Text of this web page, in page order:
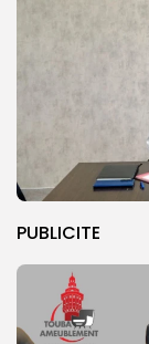
PUBLICITE